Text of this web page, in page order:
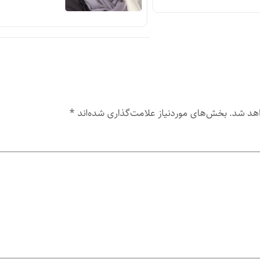
شد. بخش‌های موردنیاز علامت‌گذاری شده‌اند *